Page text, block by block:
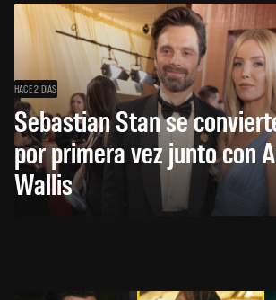
HACE 2 DÍAS
Sebastian Stan se
por primera vez junto con
Wallis